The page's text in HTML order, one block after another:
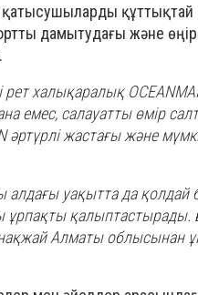
құттықтай
дамытудағы және
халықаралық
емес, салауатты өмір
жастағы және
алдағы уақытта да қолдай
ұрпақты
Алматы облысынан